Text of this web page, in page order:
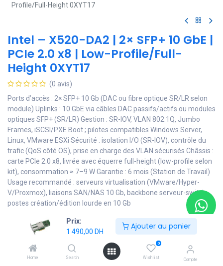
Prix:
1 490,00 DH
Ajouter au panier
Home Search
0
Wishlist Compte
Profile/Full-Height 0XYT17
Intel – X520-DA2 | 2× SFP+ 10 GbE |
PCIe 2.0 x8 | Low-Profile/Full-
Height 0XYT17
(0 avis)
Ports d’accès : 2× SFP+ 10 Gb (DAC ou fibre optique SR/LR selon
module) Uplinks : 10 GbE via câbles DAC passifs/actifs ou modules
optiques SFP+ (SR/LR) Gestion : SR-IOV, VLAN 802.1Q, Jumbo
Frames, iSCSI/PXE Boot ; pilotes compatibles Windows Server,
Linux, VMware ESXi Sécurité : isolation I/O (SR-IOV), contrôle du
trafic (QoS côté OS), prise en charge des VLAN sécurisés Châssis :
carte PCIe 2.0 x8, livrée avec équerre full-height (low-profile selon
kit), consommation ≈ 7–9 W Garantie : 6 mois (Station de Travail)
Usage recommandé : serveurs virtualisation (VMware/Hyper-
V/Proxmox), liaisons SAN/NAS 10 Gb, backbone serveur-switch,
postes création/édition lourde en 10 Gb
1 490,00DH
Ajouter au panier